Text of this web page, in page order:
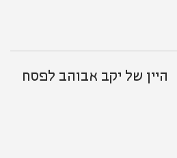
היין של יקב אבוהב לפסח